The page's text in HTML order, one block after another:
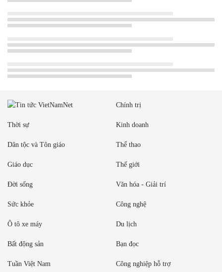
Chính trị
Thời sự Kinh doanh
Dân tộc và Tôn giáo Thể thao
Giáo dục Thế giới
Đời sống Văn hóa - Giải trí
Sức khỏe Công nghệ
Ô tô xe máy Du lịch
Bất động sản Bạn đọc
Tuần Việt Nam Công nghiệp hỗ trợ